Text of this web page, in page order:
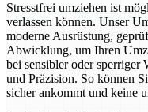
Stresstfrei umziehen ist
verlassen können. Unser
moderne Ausrüstung,
Abwicklung, um Ihren
bei sensibler oder sperriger
und Präzision. So können
sicher ankommt und keine